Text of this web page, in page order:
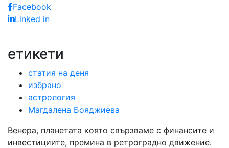
Facebook
Linked in
етикети
статия на деня
избрано
астрология
Магдалена Бояджиева
Венера, планетата която свързваме с финансите и
инвестициите, премина в ретроградно движение.